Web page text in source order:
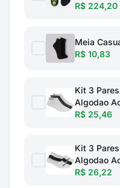
R$ 224,20
Meia
R$ 10,83
Kit 3
Algodao
R$ 25,46
Kit 3
Algodao
R$ 26,22